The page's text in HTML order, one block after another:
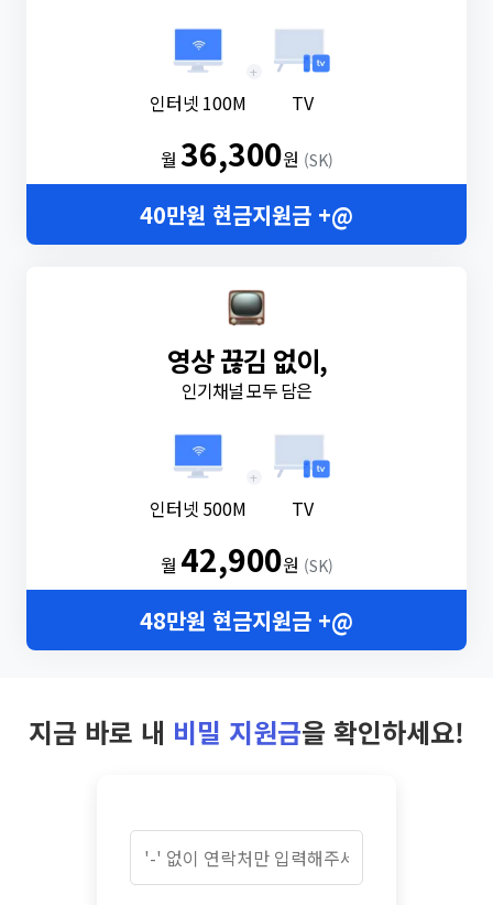
인터넷 100M
+
TV
월36,300원 (SK)
40만원 현금지원금 +@
영상 끊김 없이,
인기채널 모두 담은
인터넷 500M
+
TV
월 42,900원 (SK)
48만원 현금지원금 +@
지금 바로 내 비밀 지원금을 확인하세요!